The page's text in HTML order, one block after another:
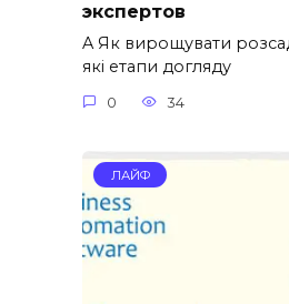
экспертов
A Як вирощувати
які етапи догляду
0 34
ЛАЙФ